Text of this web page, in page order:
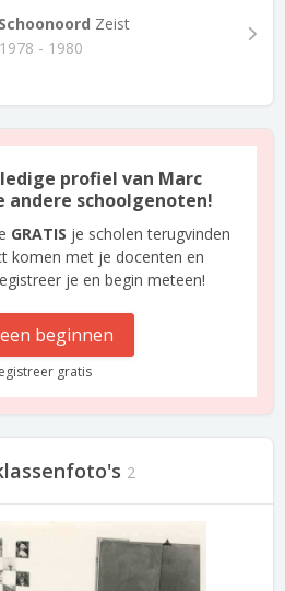
Zeist
1978 - 1980
profiel van Marc
andere schoolgenoten!
GRATIS je scholen terugvinden
komen met je docenten en
je en begin meteen!
beginnen
gratis
2